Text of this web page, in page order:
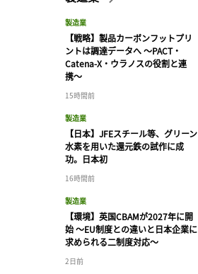
製造業
【戦略】製品カーボンフットプリ
ントは調達データへ 〜PACT・
Catena-X・ウラノスの役割と連
携〜
15時間前
製造業
【日本】JFEスチール等、グリーン
水素を用いた還元鉄の試作に成
功。日本初
16時間前
製造業
【環境】英国CBAMが2027年に開
始 〜EU制度との違いと日本企業に
求められる二制度対応〜
2日前